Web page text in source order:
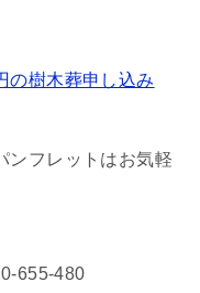
の樹木葬申し込み
ンフレットはお気軽
655-480